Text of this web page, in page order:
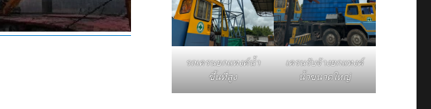
รถเครนยกแทงค์น้ำ
ขึ้นที่สูง
เครนรับจ้างยกแทงค์
น้ำขนาดใหญ่